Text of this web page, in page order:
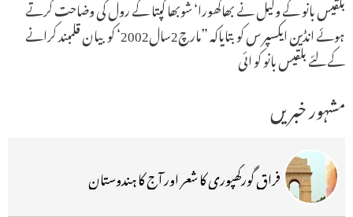
بلقیس بانو کے وکیل نے بھاگھورا‘ شوبھا گپتا کے رول کی وضاحت کرتے
ہوئے انڈین ایکسپر س کو بتایاکہ ”مارچ2سال2002‘ کو بیان قلمبند کرانے
کے لئے بلقیس بانو کو ائی
مشہور خبریں
فراق گورکھپوری کا شعر اور آج کا ہندوستان